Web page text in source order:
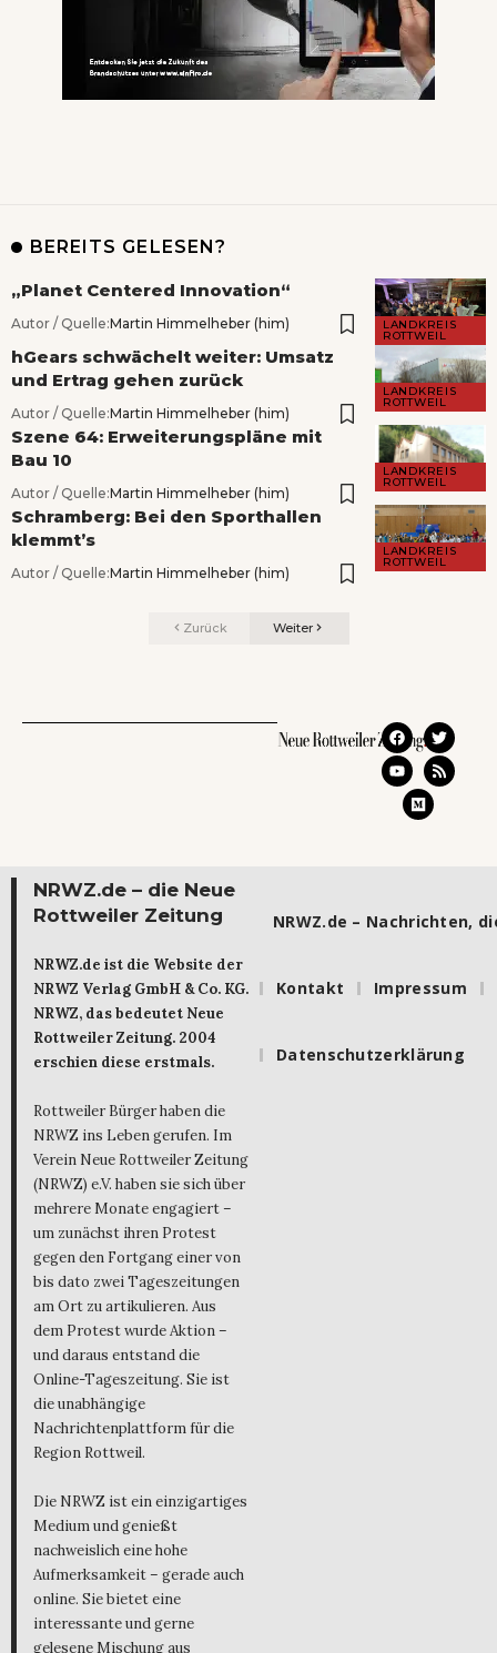
BEREITS GELESEN?
LANDKREIS
ROTTWEIL
„Planet Centered Innovation“
Autor / Quelle:Martin Himmelheber (him)
LANDKREIS
ROTTWEIL
hGears schwächelt weiter: Umsatz
und Ertrag gehen zurück
Autor / Quelle:Martin Himmelheber (him)
LANDKREIS
ROTTWEIL
Szene 64: Erweiterungspläne mit
Bau 10
Autor / Quelle:Martin Himmelheber (him)
LANDKREIS
ROTTWEIL
Schramberg: Bei den Sporthallen
klemmt’s
Autor / Quelle:Martin Himmelheber (him)
Zurück Weiter
NRWZ.de – die Neue
Rottweiler Zeitung
NRWZ.de ist die Website der
NRWZ Verlag GmbH & Co. KG.
NRWZ, das bedeutet Neue
Rottweiler Zeitung. 2004
erschien diese erstmals.
Rottweiler Bürger haben die
NRWZ ins Leben gerufen. Im
Verein Neue Rottweiler Zeitung
(NRWZ) e.V. haben sie sich über
mehrere Monate engagiert –
um zunächst ihren Protest
gegen den Fortgang einer von
bis dato zwei Tageszeitungen
am Ort zu artikulieren. Aus
dem Protest wurde Aktion –
und daraus entstand die
Online-Tageszeitung. Sie ist
die unabhängige
Nachrichtenplattform für die
Region Rottweil.
Die NRWZ ist ein einzigartiges
Medium und genießt
nachweislich eine hohe
Aufmerksamkeit – gerade auch
online. Sie bietet eine
interessante und gerne
gelesene Mischung aus
NRWZ.de – Nachrichten,
Kontakt Impressum
Datenschutzerklärung